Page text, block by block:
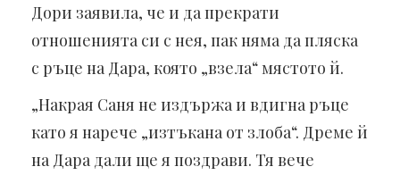
Дори заявила, че и да прекрати
отношенията си с нея, пак няма да пляска
с ръце на Дара, която „взела“ мястото й.
„Накрая Саня не издържа и вдигна ръце
като я нарече „изтъкана от злоба“. Дреме й
на Дара дали ще я поздрави. Тя вече